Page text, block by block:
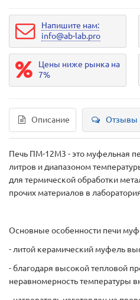
Напишите нам:
info@ab-lab.pro
Цены ниже рынка на
7%
Описание Отзывы
Печь ПМ-12М3 - это муфельная
литров и диапазоном
для термической обработки
прочих материалов в
Основные особенности печи
- литой керамический муфель
- благодаря высокой тепловой
неравномерность температуры